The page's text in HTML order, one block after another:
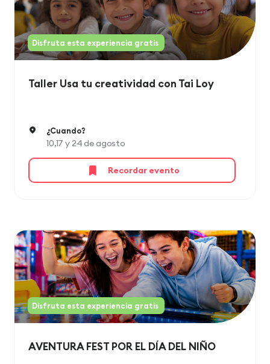
Disfruta esta experiencia gratis
Taller Usa tu creatividad con Tai Loy
¿Cuando?
10,17 y 24 de agosto
Recordar evento
Disfruta esta experiencia gratis
AVENTURA FEST POR EL DÍA DEL NIÑO